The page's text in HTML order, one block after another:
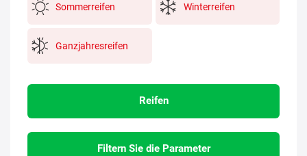
Sommerreifen Winterreifen
Ganzjahresreifen
Reifen
Filtern Sie die Parameter